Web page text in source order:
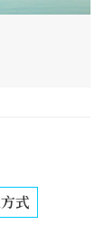
式